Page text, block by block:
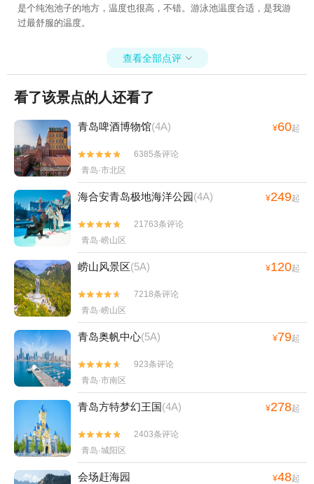
是个纯泡池子的地方，温度也很高，不错。游泳池温度合适，是我游
过最舒服的温度。
查看全部点评 
看了该景点的人还看了
青岛啤酒博物馆(4A) ¥60起


6385条评论
青岛·市北区
海合安青岛极地海洋公园(4A) ¥249起


21763条评论
青岛·崂山区
崂山风景区(5A) ¥120起


7218条评论
青岛·崂山区
青岛奥帆中心(5A) ¥79起


923条评论
青岛·市南区
青岛方特梦幻王国(4A) ¥278起


2403条评论
青岛·城阳区
会场赶海园 ¥48起